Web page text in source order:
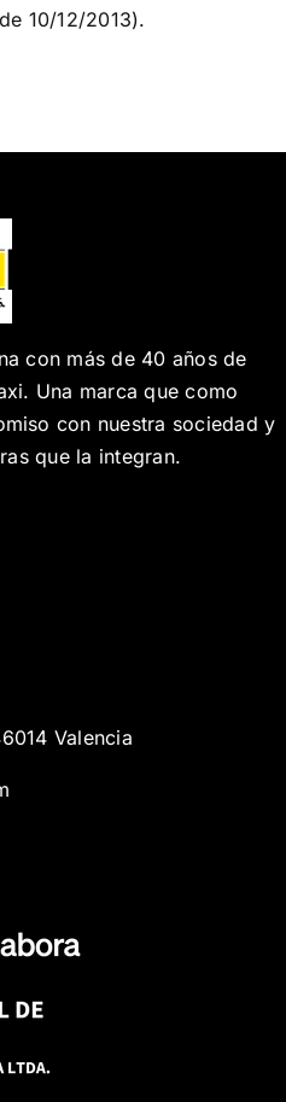
10/12/2013).
con más de 40 años de
Una marca que como
con nuestra sociedad y
que la integran.
Valencia